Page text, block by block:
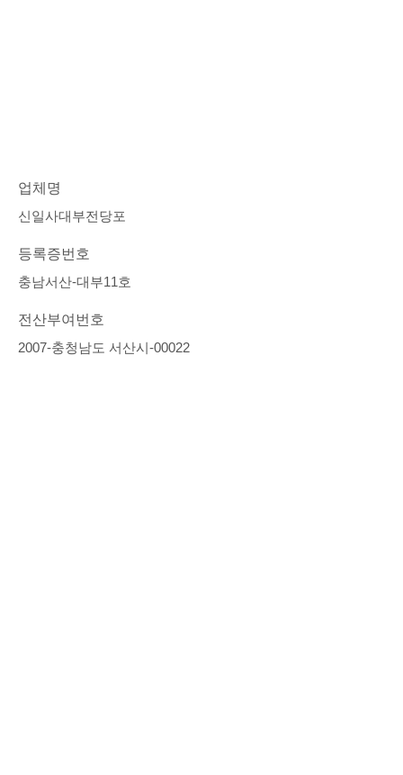
업체명
신일사대부전당포
등록증번호
충남서산-대부11호
전산부여번호
2007-충청남도 서산시-00022